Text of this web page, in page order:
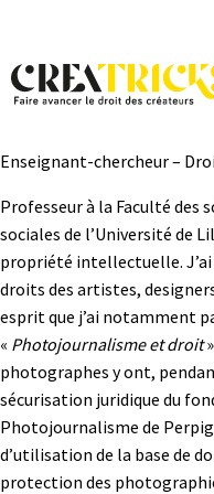
Enseignant-chercheur –
Professeur à la Faculté des
sociales de l’Université de
propriété intellectuelle.
droits des artistes,
esprit que j’ai notamment
« Photojournalisme et droit
photographes y ont,
sécurisation juridique du
Photojournalisme de
d’utilisation de la base de
protection des